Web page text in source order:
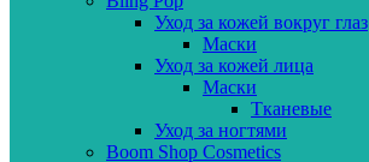
Уход за кожей вокруг глаз
Маски
Уход за кожей лица
Маски
Тканевые
Уход за ногтями
Boom Shop Cosmetics